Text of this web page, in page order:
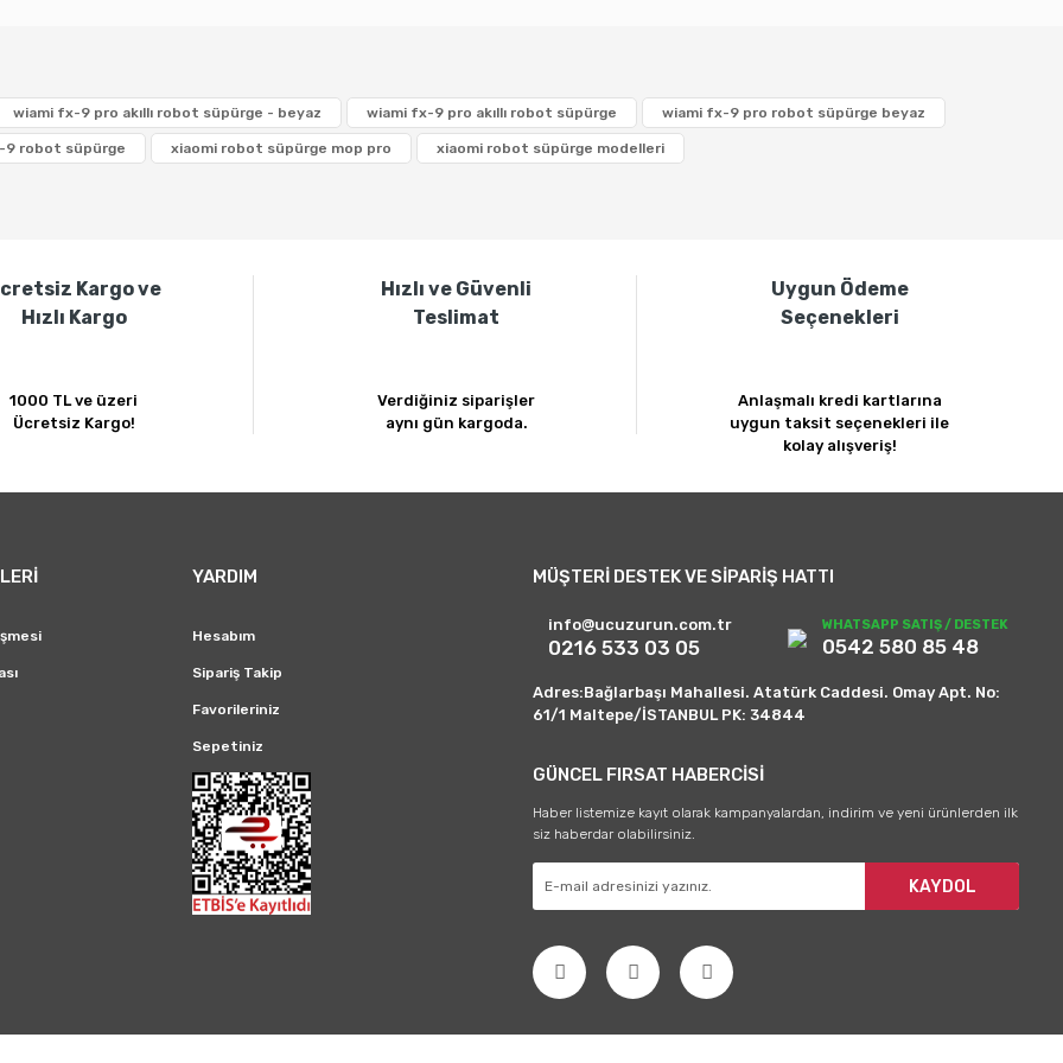
ediyorum ilginiz için Özlem hanım selamlar. Memnuniyetiniz bizim için değerli. Ürününüzü İyi günlerde kullanmanız dileğiyle. Sağlıklı günler dileriz.
wiami fx-9 pro akıllı robot süpürge - beyaz wiami fx-9 pro akıllı robot süpürge wiami fx-9 pro robot süpürge beyaz
9 robot süpürge xiaomi robot süpürge mop pro xiaomi robot süpürge modelleri
Kargo ve
Hızlı Kargo
1000 TL ve üzeri
Ücretsiz Kargo!
Hızlı ve Güvenli
Teslimat
Verdiğiniz siparişler
aynı gün kargoda.
Uygun Ödeme
Seçenekleri
Anlaşmalı kredi kartlarına
uygun taksit seçenekleri ile
kolay alışveriş!
YARDIM
Hesabım
Sipariş Takip
Favorileriniz
Sepetiniz
MÜŞTERİ DESTEK VE SİPARİŞ HATTI
info@ucuzurun.com.tr
0216 533 03 05
WHATSAPP SATIŞ / DESTEK
0542 580 85 48
Adres:Bağlarbaşı Mahallesi. Atatürk Caddesi. Omay Apt. No:
61/1 Maltepe/İSTANBUL PK: 34844
GÜNCEL FIRSAT HABERCİSİ
Haber listemize kayıt olarak kampanyalardan, indirim ve yeni ürünlerden ilk
siz haberdar olabilirsiniz.
KAYDOL